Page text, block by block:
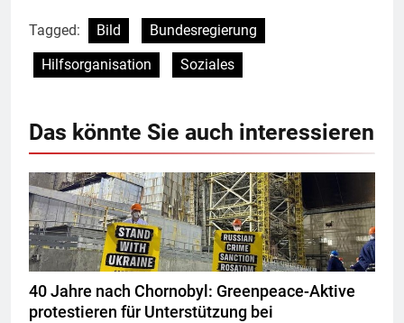
Tagged: Bild
Bundesregierung
Hilfsorganisation
Soziales
Das könnte Sie auch interessieren
40 Jahre nach Chornobyl: Greenpeace-Aktive
protestieren für Unterstützung bei